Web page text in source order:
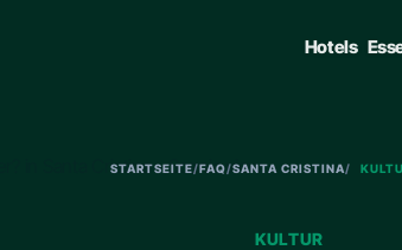
Hotels
STARTSEITE/FAQ/SANTA CRISTINA/
KULTUR